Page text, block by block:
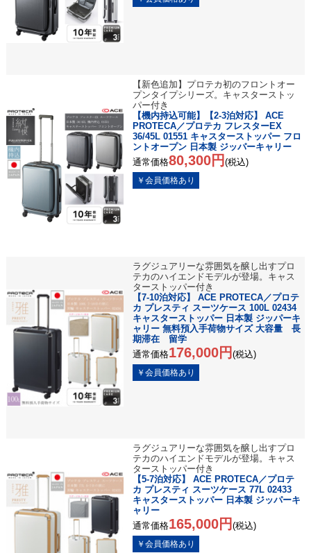
【新色追加】プロテカ初のフロントオー
プンタイプシリーズ。キャスターストッ
パー付き
【機内持込可能】【2-3泊対応】 ACE
PROTECA／プロテカ フレスターEX
36/45L 01551 キャスターストッパー フロ
ントオープン 日本製 ジッパーキャリー
通常価格80,300円 (税込)
ラグジュアリーな雰囲気を醸し出すプロ
テカのハイエンドモデルが登場。キャス
ターストッパー付き
【7-10泊対応】 ACE PROTECA／プロテ
カ プレスティ スーツケース 100L 02434
キャスターストッパー 日本製 ジッパーキ
ャリー 無料預入手荷物サイズ 大容量 長
期滞在 留学
通常価格176,000円 (税込)
ラグジュアリーな雰囲気を醸し出すプロ
テカのハイエンドモデルが登場。キャス
ターストッパー付き
【5-7泊対応】 ACE PROTECA／プロテ
カ プレスティ スーツケース 77L 02433
キャスターストッパー 日本製 ジッパーキ
ャリー
通常価格165,000円 (税込)